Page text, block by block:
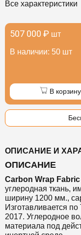
Все характеристики
507 000 ₽ шт
В наличии: 50 шт
В корзину
ОПИСАНИЕ И
ОПИСАНИЕ
Carbon Wrap Fabric
углеродная ткань,
ширину 1200 мм.,
Изготавливается
2017. Углеродное
материала под